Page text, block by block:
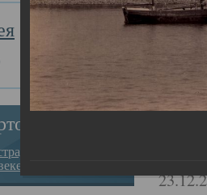
за веру в
на Севере”
Главная